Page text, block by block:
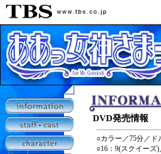
DVD発売情報
○カラー／75分／
○16：9(スクイーズ